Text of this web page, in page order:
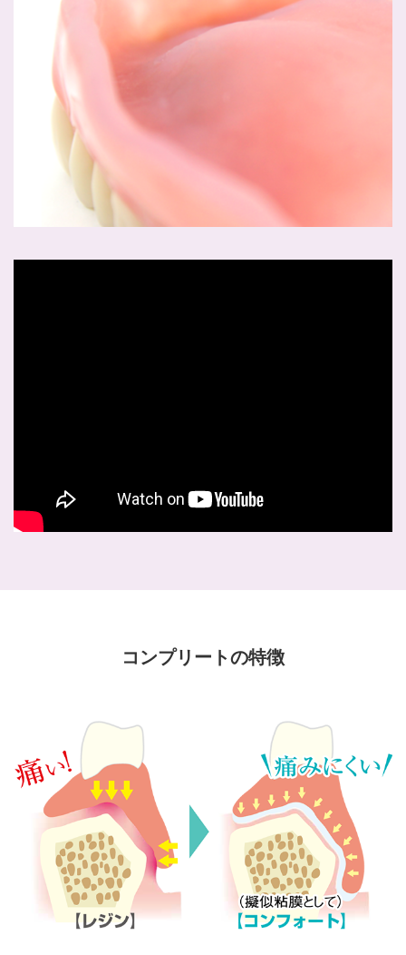
コンプリートの特徴